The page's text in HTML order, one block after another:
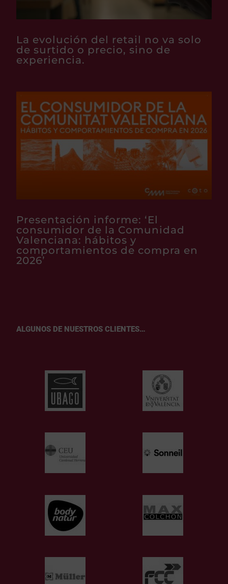
La evolución del retail no va solo
de surtido o precio, sino de
experiencia.
Presentación informe: ‘El
consumidor de la Comunidad
Valenciana: hábitos y
comportamientos de compra en
2026’
ALGUNOS DE NUESTROS CLIENTES…